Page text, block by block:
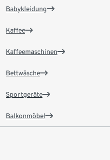
Babykleidung
Kaffee
Kaffeemaschinen
Bettwäsche
Sportgeräte
Balkonmöbel